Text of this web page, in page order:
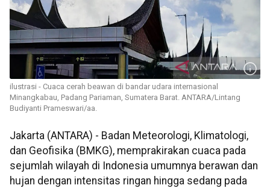
ilustrasi - Cuaca cerah beawan di bandar udara internasional
Minangkabau, Padang Pariaman, Sumatera Barat. ANTARA/Lintang
Budiyanti Prameswari/aa.
Jakarta (ANTARA) - Badan Meteorologi, Klimatologi,
dan Geofisika (BMKG), memprakirakan cuaca pada
sejumlah wilayah di Indonesia umumnya berawan dan
hujan dengan intensitas ringan hingga sedang pada